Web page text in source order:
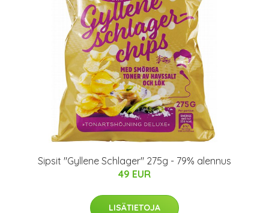
Sipsit "Gyllene Schlager" 275g - 79% alennus
49 EUR
LISÄTIETOJA